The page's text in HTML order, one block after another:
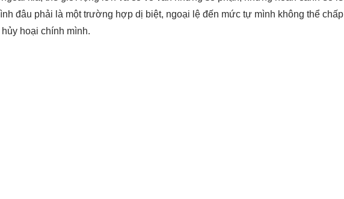
đâu phải là một trường hợp dị biệt, ngoại lệ đến mức tự mình không thể chấp
hoại chính mình.